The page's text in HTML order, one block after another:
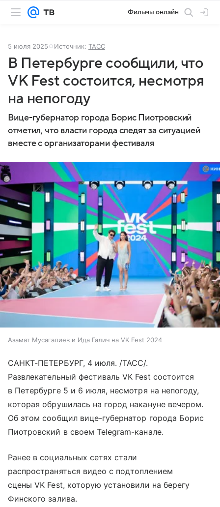
Фильмы онлайн
5 июля 2025 Источник: ТАСС
В Петербурге сообщили, что
VK Fest состоится, несмотря
на непогоду
Вице-губернатор города Борис Пиотровский
отметил, что власти города следят за ситуацией
вместе с организаторами фестиваля
Азамат Мусагалиев и Ида Галич на VK Fest 2024
САНКТ-ПЕТЕРБУРГ, 4 июля. /ТАСС/.
Развлекательный фестиваль VK Fest состоится
в Петербурге 5 и 6 июля, несмотря на непогоду,
которая обрушилась на город накануне вечером.
Об этом сообщил вице-губернатор города Борис
Пиотровский в своем Telegram-канале.
Ранее в социальных сетях стали
распространяться видео с подтоплением
сцены VK Fest, которую установили на берегу
Финского залива.